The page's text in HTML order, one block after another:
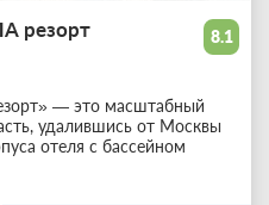
8.1
резорт
— это масштабный
удалившись от Москвы
отеля с бассейном